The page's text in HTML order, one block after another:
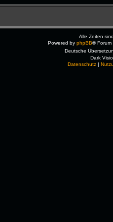
Alle Zeiten
Powered by phpBB® Forum
Deutsche
Dark
Datenschutz |